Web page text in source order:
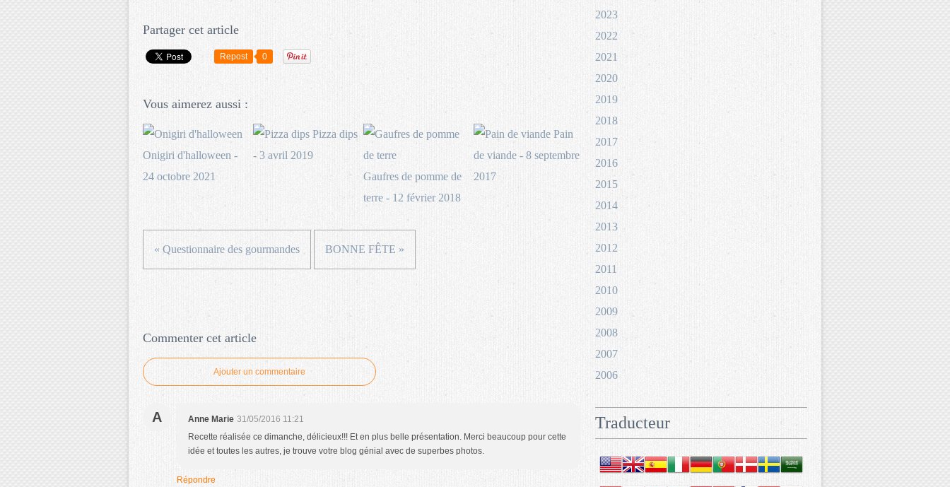
Partager cet article
Repost 0
Vous aimerez aussi :
Onigiri d'halloween -
24 octobre 2021
Pizza dips
- 3 avril 2019
Gaufres de pomme de
terre - 12 février 2018
Pain
de viande - 8 septembre
2017
« Questionnaire des gourmandes BONNE FÊTE »
Commenter cet article
Ajouter un commentaire
A Anne Marie 31/05/2016 11:21
Recette réalisée ce dimanche, délicieux!!! Et en plus belle présentation. Merci beaucoup pour cette
idée et toutes les autres, je trouve votre blog génial avec de superbes photos.
Répondre
2023
2022
2021
2020
2019
2018
2017
2016
2015
2014
2013
2012
2011
2010
2009
2008
2007
2006
Traducteur